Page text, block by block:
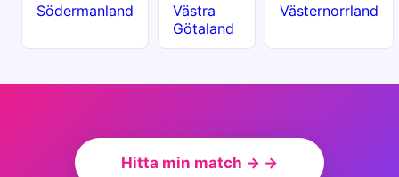
Södermanland
Västra
Götaland
Västernorrland
Hitta min match → →